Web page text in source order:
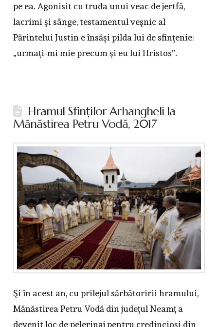
pe ea. Agonisit cu truda unui veac de jertfă,
lacrimi şi sânge, testamentul veşnic al
Părintelui Justin e însăşi pilda lui de sfinţenie:
„urmaţi-mi mie precum şi eu lui Hristos”.
Hramul Sfinţilor Arhangheli la
Mănăstirea Petru Vodă, 2017
Şi în acest an, cu prilejul sărbătoririi hramului,
Mănăstirea Petru Vodă din județul Neamț a
devenit loc de pelerinaj pentru credincioşi din